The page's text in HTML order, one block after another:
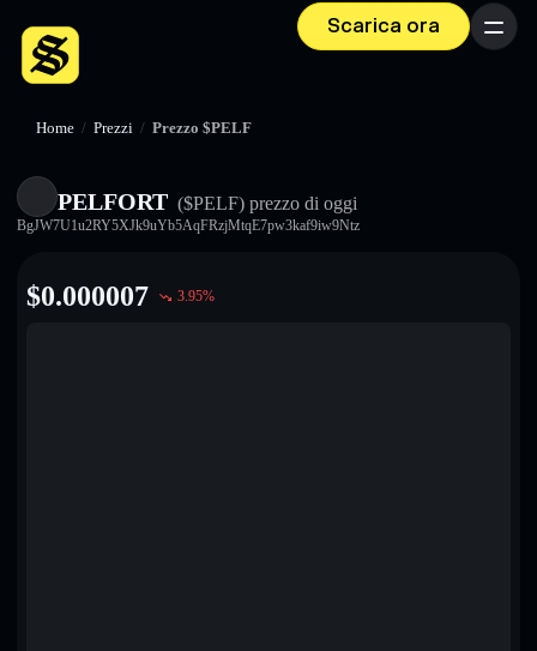
Scarica ora Menu
Home / Prezzi / Prezzo $PELF
PELFORT ($PELF) prezzo di oggi
BgJW7U1u2RY5XJk9uYb5AqFRzjMtqE7pw3kaf9iw9Ntz
$0.000007 3.95%